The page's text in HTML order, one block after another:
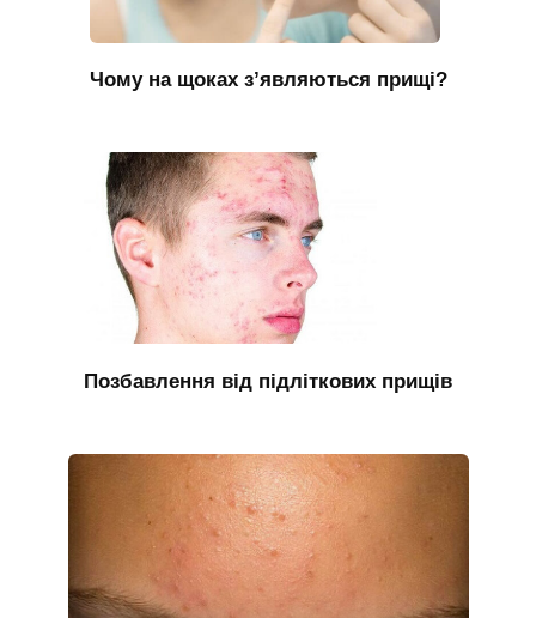
Чому на щоках з’являються прищі?
Позбавлення від підліткових прищів